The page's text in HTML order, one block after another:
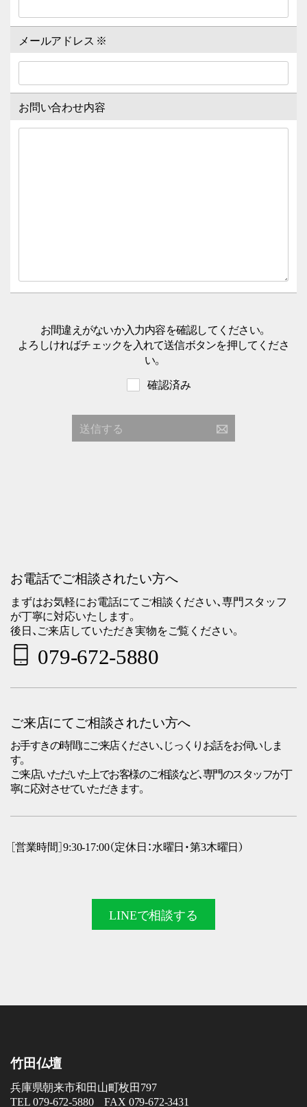
メールアドレス ※
お問い合わせ内容
お間違えがないか入力内容を確認してください。
よろしければチェックを入れて送信ボタンを押してくださ
い。
確認済み
お電話でご相談されたい方へ
まずはお気軽にお電話にてご相談ください、専門スタッフ
が丁寧に対応いたします。
後日、ご来店していただき実物をご覧ください。
079-672-5880
ご来店にてご相談されたい方へ
お手すきの時間にご来店ください、じっくりお話をお伺いしま
す。
ご来店いただいた上でお客様のご相談など、専門のスタッフが丁
寧に応対させていただきます。
［営業時間］9:30-17:00（定休日：水曜日・第3木曜日）
LINEで相談する
竹田仏壇
兵庫県朝来市和田山町枚田797
TEL 079-672-5880 FAX 079-672-3431